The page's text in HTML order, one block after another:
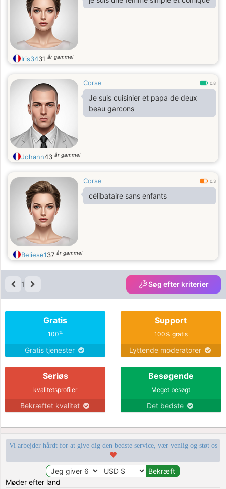
Iris3431 år gammel
Corse 0.8
Je suis cuisinier et papa de deux
beau garcons
Johann43 år gammel
Corse 0.3
célibataire sans enfants
Beliese137 år gammel
1 Søg efter kriterier
Gratis
100%
Gratis tjenester
Support
100% gratis
Lyttende moderatorer
Seriøs
kvalitetsprofiler
Bekræftet kvalitet
Besøgende
Meget besøgt
Det bedste
Vi arbejder hårdt for at give dig den bedste service, vær venlig og støt os
Møder efter land